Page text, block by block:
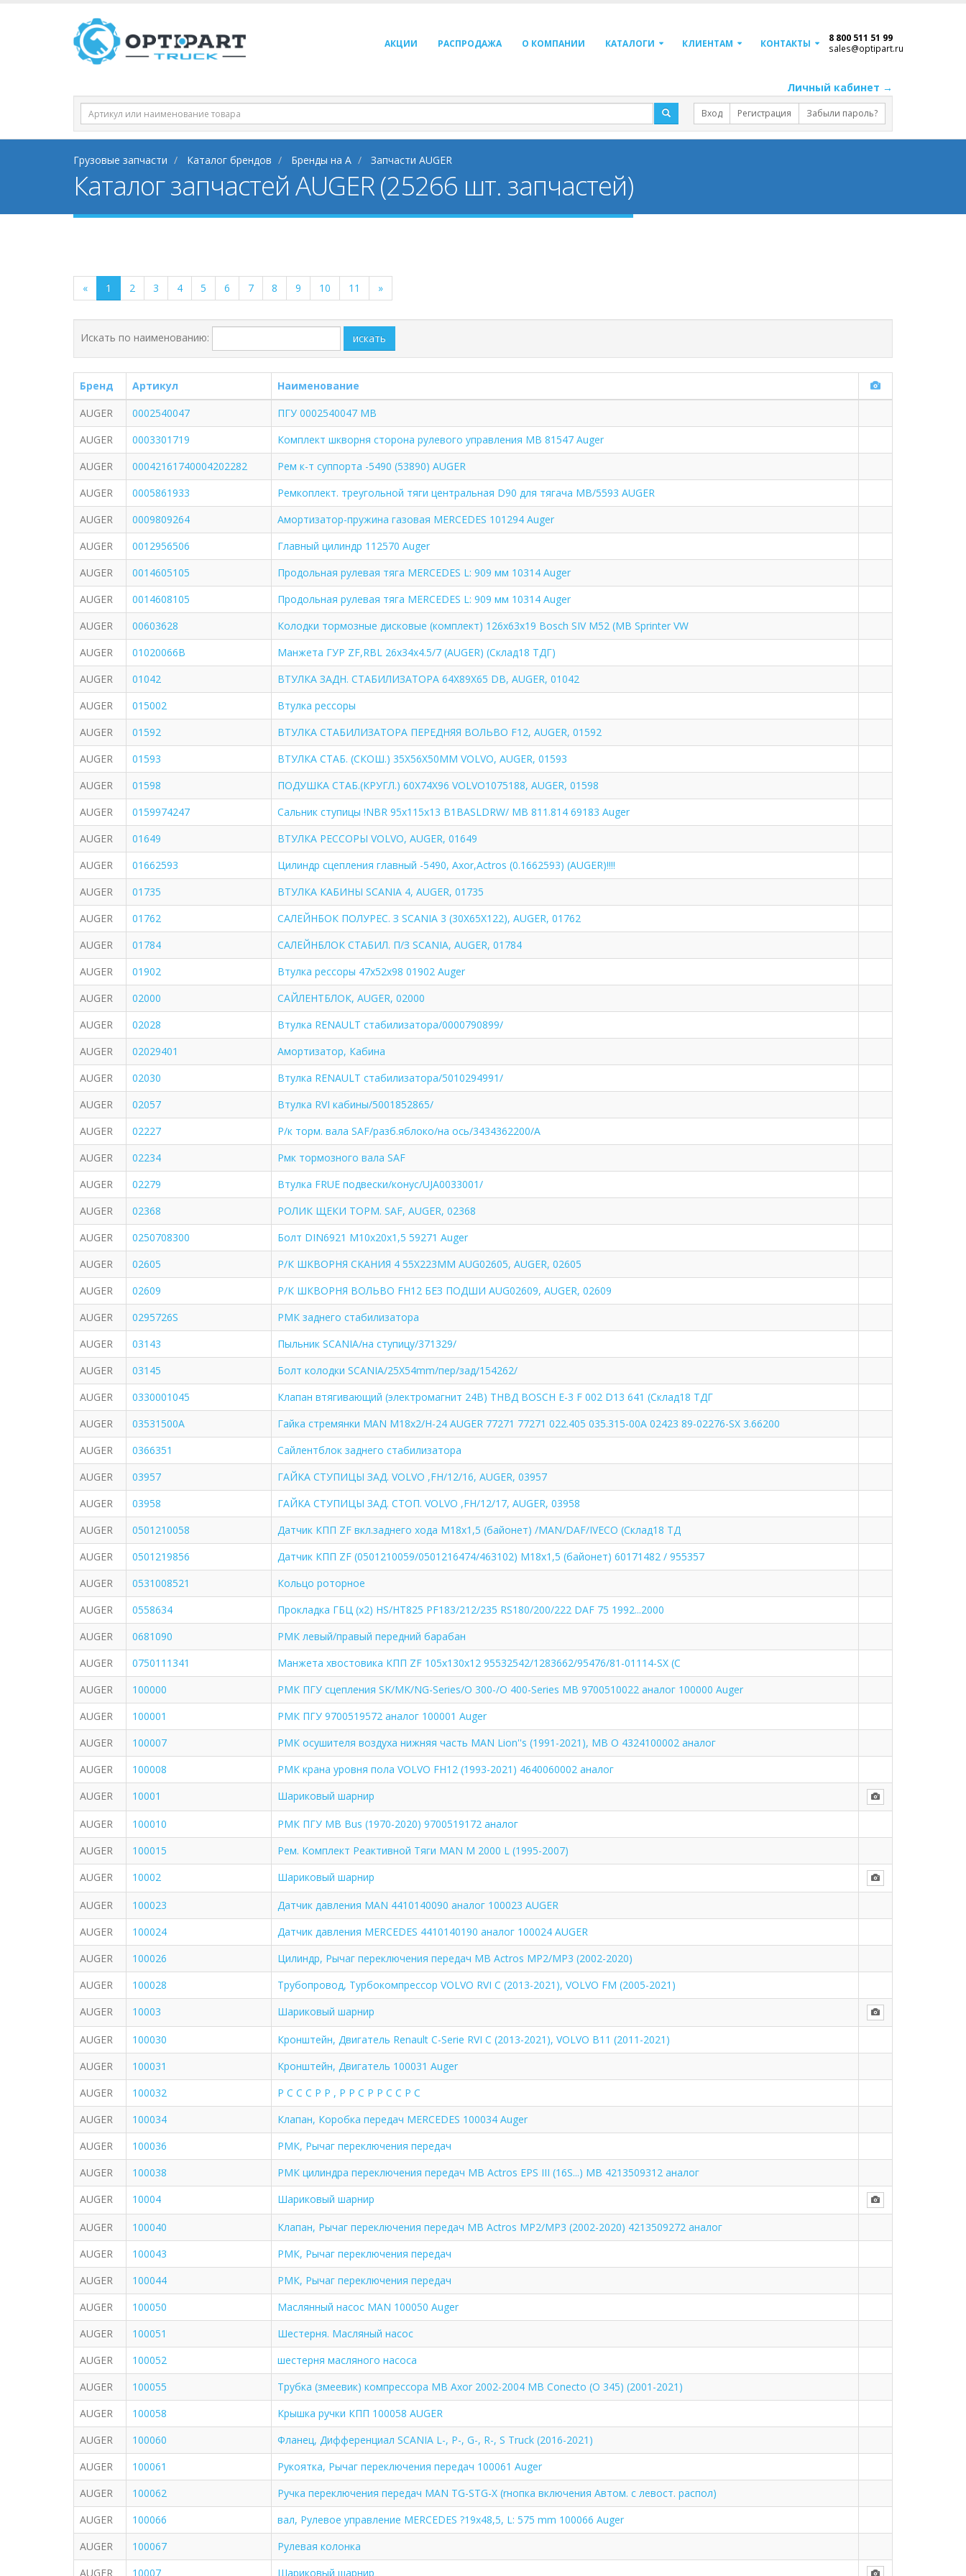
АКЦИИ РАСПРОДАЖА О КОМПАНИИ КАТАЛОГИ КЛИЕНТАМ КОНТАКТЫ 8 800 511 51 99
sales@optipart.ru
Личный кабинет →
Вход Регистрация Забыли пароль?
Грузовые запчасти Каталог брендов Бренды на A Запчасти AUGER
Каталог запчастей AUGER (25266 шт. запчастей)
« 1 2 3 4 5 6 7 8 9 10 11 »
Искать по наименованию: искать
Бренд Артикул
Наименование
AUGER
0002540047
ПГУ 0002540047 MB
AUGER
0003301719
Комплект шкворня сторона рулевого управления MB 81547 Auger
AUGER
00042161740004202282
Рем к-т суппорта -5490 (53890) AUGER
AUGER
0005861933
Ремкоплект. треугольной тяги центральная D90 для тягача MB/5593 AUGER
AUGER
0009809264
Амортизатор-пружина газовая MERCEDES 101294 Auger
AUGER
0012956506
Главный цилиндр 112570 Auger
AUGER
0014605105
Продольная рулевая тяга MERCEDES L: 909 мм 10314 Auger
AUGER
0014608105
Продольная рулевая тяга MERCEDES L: 909 мм 10314 Auger
AUGER
00603628
Колодки тормозные дисковые (комплект) 126х63х19 Bosch SIV M52 (MB Sprinter VW
AUGER
01020066B
Манжета ГУР ZF,RBL 26x34x4.5/7 (AUGER) (Склад18 ТДГ)
AUGER
01042
ВТУЛКА ЗАДН. СТАБИЛИЗАТОРА 64X89X65 DB, AUGER, 01042
AUGER
015002
Втулка рессоры
AUGER
01592
ВТУЛКА СТАБИЛИЗАТОРА ПЕРЕДНЯЯ ВОЛЬВО F12, AUGER, 01592
AUGER
01593
ВТУЛКА СТАБ. (СКОШ.) 35X56X50MM VOLVO, AUGER, 01593
AUGER
01598
ПОДУШКА СТАБ.(КРУГЛ.) 60X74X96 VOLVO1075188, AUGER, 01598
AUGER
0159974247
Сальник ступицы !NBR 95x115x13 B1BASLDRW/ MB 811.814 69183 Auger
AUGER
01649
ВТУЛКА РЕССОРЫ VOLVO, AUGER, 01649
AUGER
01662593
Цилиндр сцепления главный -5490, Axor,Actros (0.1662593) (AUGER)!!!!
AUGER
01735
ВТУЛКА КАБИНЫ SCANIA 4, AUGER, 01735
AUGER
01762
САЛЕЙНБОК ПОЛУРЕС. З SCANIA 3 (30X65X122), AUGER, 01762
AUGER
01784
САЛЕЙНБЛОК СТАБИЛ. П/З SCANIA, AUGER, 01784
AUGER
01902
Втулка рессоры 47х52х98 01902 Auger
AUGER
02000
САЙЛЕНТБЛОК, AUGER, 02000
AUGER
02028
Втулка RENAULT стабилизатора/0000790899/
AUGER
02029401
Амортизатор, Кабина
AUGER
02030
Втулка RENAULT стабилизатора/5010294991/
AUGER
02057
Втулка RVI кабины/5001852865/
AUGER
02227
Р/к торм. вала SAF/разб.яблоко/на ось/3434362200/A
AUGER
02234
Рмк тормозного вала SAF
AUGER
02279
Втулка FRUE подвески/конус/UJA0033001/
AUGER
02368
РОЛИК ЩЕКИ ТОРМ. SAF, AUGER, 02368
AUGER
0250708300
Болт DIN6921 M10x20х1,5 59271 Auger
AUGER
02605
Р/К ШКВОРНЯ СКАНИЯ 4 55Х223ММ AUG02605, AUGER, 02605
AUGER
02609
Р/К ШКВОРНЯ ВОЛЬВО FH12 БЕЗ ПОДШИ AUG02609, AUGER, 02609
AUGER
0295726S
РМК заднего стабилизатора
AUGER
03143
Пыльник SCANIA/на ступицу/371329/
AUGER
03145
Болт колодки SCANIA/25X54mm/пер/зад/154262/
AUGER
0330001045
Клапан втягивающий (электромагнит 24В) ТНВД BOSCH Е-3 F 002 D13 641 (Склад18 ТДГ
AUGER
03531500A
Гaйкa стремянки MAN M18x2/H-24 AUGER 77271 77271 022.405 035.315-00A 02423 89-02276-SX 3.66200
AUGER
0366351
Сайлентблок заднего стабилизатора
AUGER
03957
ГАЙКА СТУПИЦЫ ЗАД. VOLVO ,FH/12/16, AUGER, 03957
AUGER
03958
ГАЙКА СТУПИЦЫ ЗАД. СТОП. VOLVO ,FH/12/17, AUGER, 03958
AUGER
0501210058
Датчик КПП ZF вкл.заднего хода M18x1,5 (байонет) /MAN/DAF/IVECO (Склад18 ТД
AUGER
0501219856
Датчик КПП ZF (0501210059/0501216474/463102) M18x1,5 (байонет) 60171482 / 955357
AUGER
0531008521
Кольцо роторное
AUGER
0558634
Прокладка ГБЦ (х2) HS/HT825 PF183/212/235 RS180/200/222 DAF 75 1992...2000
AUGER
0681090
РМК левый/правый передний барабан
AUGER
0750111341
Манжета хвостовика КПП ZF 105х130х12 95532542/1283662/95476/81-01114-SX (С
AUGER
100000
РМК ПГУ сцепления SK/MK/NG-Series/O 300-/O 400-Series MB 9700510022 аналог 100000 Auger
AUGER
100001
РМК ПГУ 9700519572 аналог 100001 Auger
AUGER
100007
РМК осушителя воздуха нижняя часть MAN Lion''s (1991-2021), MB O 4324100002 аналог
AUGER
100008
РМК крана уровня пола VOLVO FH12 (1993-2021) 4640060002 аналог
AUGER
10001 Шариковый шарнир
AUGER 100010
РМК ПГУ MB Bus (1970-2020) 9700519172 аналог
AUGER
100015
Рем. Комплект Реактивной Тяги MAN M 2000 L (1995-2007)
AUGER
10002 Шариковый шарнир
AUGER 100023
Датчик давления MAN 4410140090 аналог 100023 AUGER
AUGER
100024
Датчик давления MERCEDES 4410140190 аналог 100024 AUGER
AUGER
100026
Цилиндр, Рычаг переключения передач MB Actros MP2/MP3 (2002-2020)
AUGER
100028
Трубопровод, Турбокомпрессор VOLVO RVI C (2013-2021), VOLVO FM (2005-2021)
AUGER
10003 Шариковый шарнир
AUGER 100030
Кронштейн, Двигатель Renault C-Serie RVI C (2013-2021), VOLVO B11 (2011-2021)
AUGER
100031
Кронштейн, Двигатель 100031 Auger
AUGER
100032
Р С С С Р Р , Р Р С Р Р С С Р С
AUGER
100034
Клапан, Коробка передач MERCEDES 100034 Auger
AUGER
100036
РМК, Рычаг переключения передач
AUGER
100038
РМК цилиндра переключения передач MB Actros EPS III (16S...) MB 4213509312 аналог
AUGER
10004 Шариковый шарнир
AUGER 100040
Клапан, Рычаг переключения передач MB Actros MP2/MP3 (2002-2020) 4213509272 аналог
AUGER
100043
РМК, Рычаг переключения передач
AUGER
100044
РМК, Рычаг переключения передач
AUGER
100050
Маслянный насос MAN 100050 Auger
AUGER
100051
Шестерня. Масляный насос
AUGER
100052
шестерня масляного насоса
AUGER
100055
Трубка (змеевик) компрессора MB Axor 2002-2004 MB Conecto (O 345) (2001-2021)
AUGER
100058
Крышка ручки КПП 100058 AUGER
AUGER
100060
Фланец, Дифференциал SCANIA L-, P-, G-, R-, S Truck (2016-2021)
AUGER
100061
Рукоятка, Рычаг переключения передач 100061 Auger
AUGER
100062
Ручка переключения передач MAN TG-STG-X (rнопка включения Автом. с левост. распол)
AUGER
100066
вaл, Рулевое управление MERCEDES ?19x48,5, L: 575 mm 100066 Auger
AUGER
100067
Рулевая колонка
AUGER
10007 Шариковый шарнир